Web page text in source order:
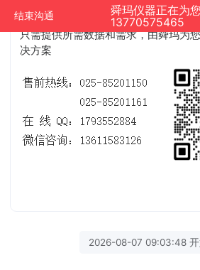
结束沟通
舜玛仪器正在为
13770575465
0.01℃的超低温控温系统（-80°-
设备的定制和售后技术服务支持。舜
只需提供所需数据和需求，由舜玛为
决方案
2026-08-07 09:03:48 开